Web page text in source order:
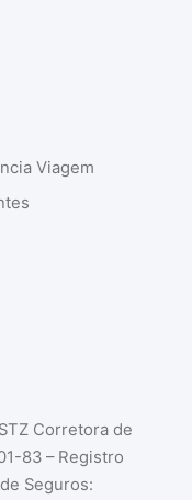
Viagem
Corretora de
83 – Registro
Seguros: